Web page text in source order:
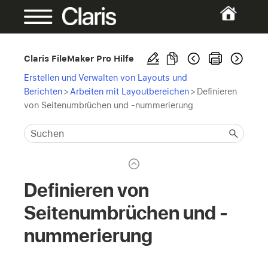
Claris FileMaker Pro Hilfe
Erstellen und Verwalten von Layouts und
Berichten> Arbeiten mit Layoutbereichen> Definieren
von Seitenumbrüchen und -nummerierung
Definieren von
Seitenumbrüchen und -
nummerierung